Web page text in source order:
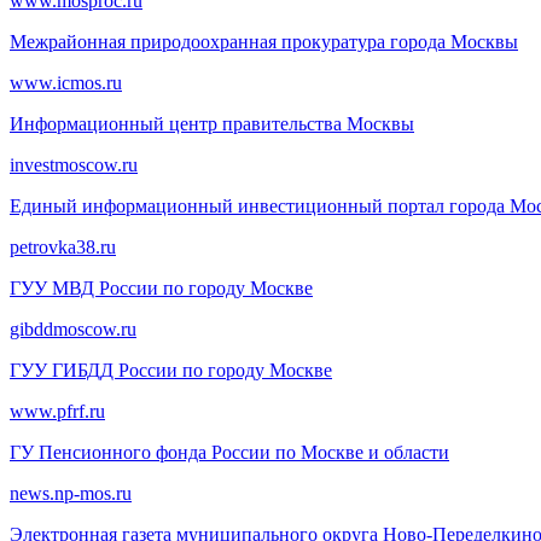
Межрайонная природоохранная прокуратура города Москвы
www.icmos.ru
Информационный центр правительства Москвы
investmoscow.ru
Единый информационный инвестиционный портал города
petrovka38.ru
ГУУ МВД России по городу Москве
gibddmoscow.ru
ГУУ ГИБДД России по городу Москве
www.pfrf.ru
ГУ Пенсионного фонда России по Москве и области
news.np-mos.ru
Электронная газета муниципального округа Ново-Переделкино